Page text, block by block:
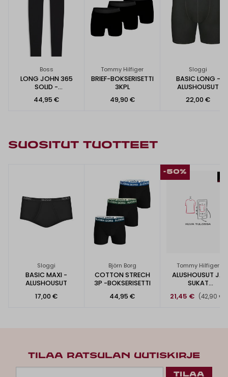
Boss
LONG JOHN 365
SOLID -
44,95 €
Tommy Hilfiger
BRIEF-BOKSERISETTI
3KPL
49,90 €
Sloggi
BASIC LONG -
ALUSHOUSUT
22,00 €
SUOSITUT TUOTTEET
Sloggi
BASIC MAXI -
ALUSHOUSUT
17,00 €
Björn Borg
COTTON STRECH
3P -BOKSERISETTI
44,95 €
-50%
Tommy Hilfiger
ALUSHOUSUT JA
SUKAT
LAHJAPAKKAUKSES
SA
21,45 € (42,90 €)
TILAA RATSULAN UUTISKIRJE